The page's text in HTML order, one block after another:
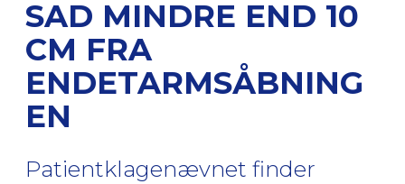
SAD MINDRE END 10
CM FRA
ENDETARMSÅBNING
EN
Patientklagenævnet finder